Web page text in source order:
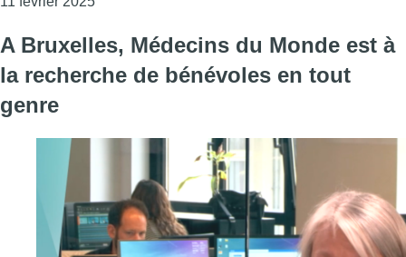
A Bruxelles, Médecins du Monde est à
la recherche de bénévoles en tout
genre